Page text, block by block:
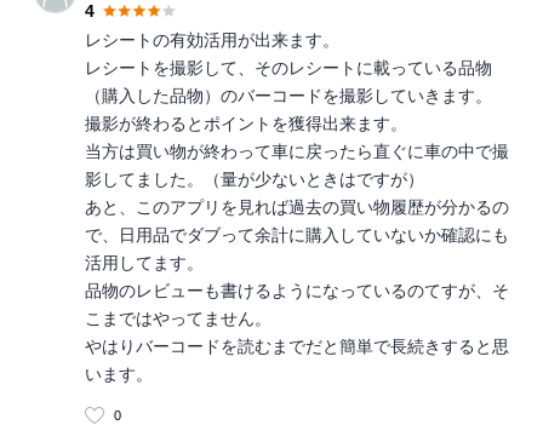
4
レシートの有効活用が出来ます。
レシートを撮影して、そのレシートに載っている品物
（購入した品物）のバーコードを撮影していきます。
撮影が終わるとポイントを獲得出来ます。
当方は買い物が終わって車に戻ったら直ぐに車の中で撮
影してました。（量が少ないときはですが）
あと、このアプリを見れば過去の買い物履歴が分かるの
で、日用品でダブって余計に購入していないか確認にも
活用してます。
品物のレビューも書けるようになっているのてすが、そ
こまではやってません。
やはりバーコードを読むまでだと簡単で長続きすると思
います。
0